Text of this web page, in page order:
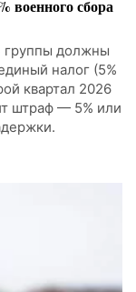
военного сбора
группы должны
налог (5%
квартал 2026
штраф — 5% или